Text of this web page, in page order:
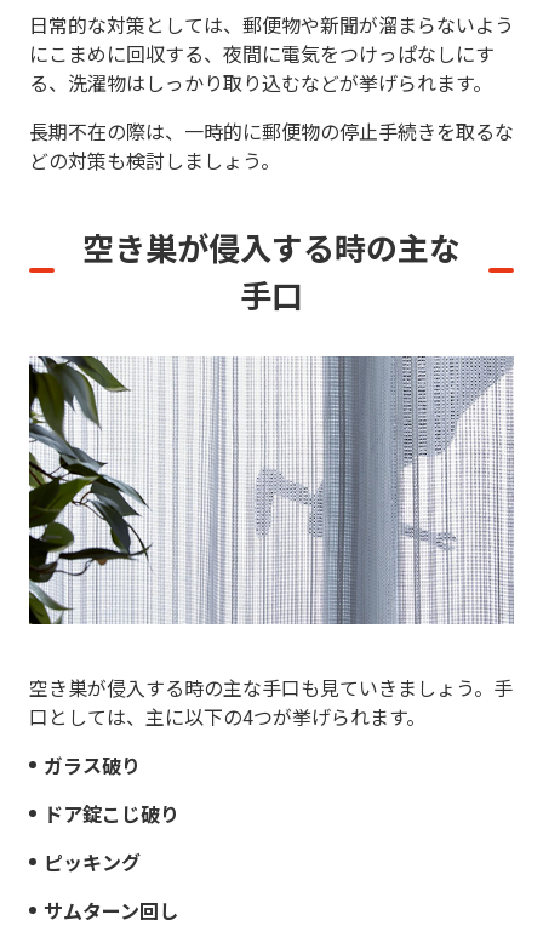
日常的な対策としては、郵便物や新聞が溜まらないよう
にこまめに回収する、夜間に電気をつけっぱなしにす
る、洗濯物はしっかり取り込むなどが挙げられます。
長期不在の際は、一時的に郵便物の停止手続きを取るな
どの対策も検討しましょう。
空き巣が侵入する時の主な
手口
空き巣が侵入する時の主な手口も見ていきましょう。手
口としては、主に以下の4つが挙げられます。
ガラス破り
ドア錠こじ破り
ピッキング
サムターン回し